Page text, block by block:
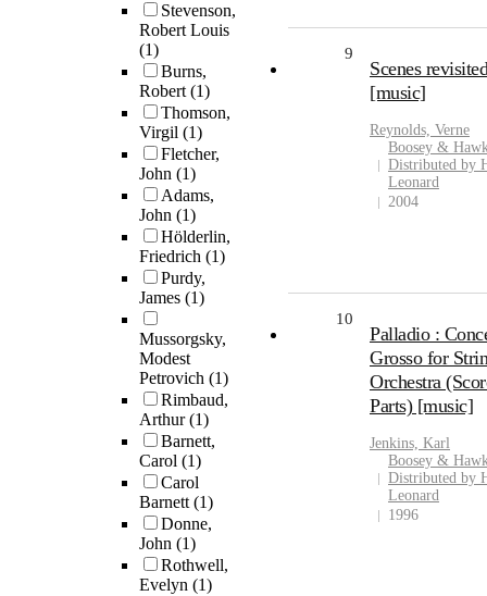
Stevenson,
Robert Louis
(1)
Burns,
Robert(1)
Thomson,
Virgil (1)
Fletcher,
John (1)
Adams,
John (1)
Hölderlin,
Friedrich (1)
Purdy,
James (1)
Mussorgsky,
Modest
Petrovich (1)
Rimbaud,
Arthur(1)
Barnett,
Carol (1)
Carol
Barnett(1)
Donne,
John (1)
Rothwell,
Evelyn (1)
9
Scenes revisited
[music]
Reynolds, Verne
Boosey &
Distributed by
Leonard
2004
10
Palladio :
Grosso for
Orchestra
Parts) [music]
Jenkins, Karl
Boosey &
Distributed by
Leonard
1996